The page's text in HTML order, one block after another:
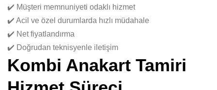
✔️ Müşteri memnuniyeti odaklı hizmet
✔️ Acil ve özel durumlarda hızlı müdahale
✔️ Net fiyatlandırma
✔️ Doğrudan teknisyenle iletişim
Kombi Anakart Tamiri